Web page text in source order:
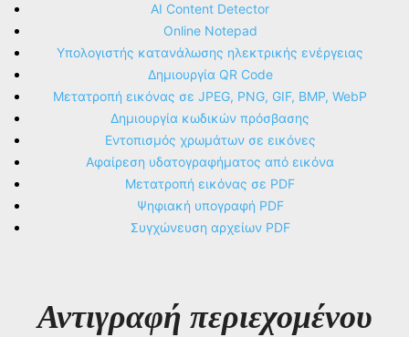
AI Content Detector
Online Notepad
Υπολογιστής κατανάλωσης ηλεκτρικής ενέργειας
Δημιουργία QR Code
Μετατροπή εικόνας σε JPEG, PNG, GIF, BMP, WebP
Δημιουργία κωδικών πρόσβασης
Εντοπισμός χρωμάτων σε εικόνες
Αφαίρεση υδατογραφήματος από εικόνα
Μετατροπή εικόνας σε PDF
Ψηφιακή υπογραφή PDF
Συγχώνευση αρχείων PDF
Αντιγραφή περιεχομένου